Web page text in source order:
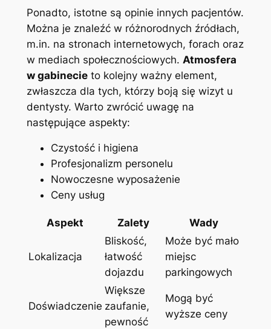
Ponadto, ⁢istotne są opinie innych pacjentów.
‍Można je ⁢znaleźć w ⁢różnorodnych⁤ źródłach,
m.in. na‍ stronach internetowych, forach oraz⁣
w mediach​ społecznościowych.⁢ Atmosfera
w⁢ gabinecie​to kolejny ważny element,
zwłaszcza ⁤dla ​tych, którzy⁣ boją ⁢się wizyt⁤ u ​
dentysty. Warto zwrócić uwagę na
następujące aspekty:
Czystość⁢ i higiena
Profesjonalizm ⁤personelu
Nowoczesne wyposażenie
Ceny usług
Aspekt Zalety Wady
Lokalizacja
Bliskość,
‌łatwość
‌dojazdu
Może ‍być ​mało
miejsc
‌parkingowych
Doświadczenie
Większe
zaufanie,
pewność
Mogą być
wyższe ceny